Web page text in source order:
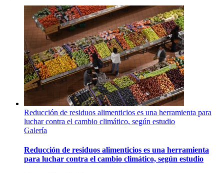
Reducción de residuos alimenticios es una herramienta para
luchar contra el cambio climático, según estudio
Galería
Reducción de residuos alimenticios es una herramienta
para luchar contra el cambio climático, según estudio